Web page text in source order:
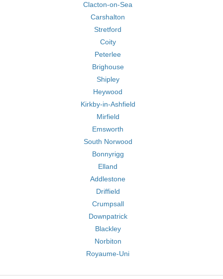
Clacton-on-Sea
Carshalton
Stretford
Coity
Peterlee
Brighouse
Shipley
Heywood
Kirkby-in-Ashfield
Mirfield
Emsworth
South Norwood
Bonnyrigg
Elland
Addlestone
Driffield
Crumpsall
Downpatrick
Blackley
Norbiton
Royaume-Uni